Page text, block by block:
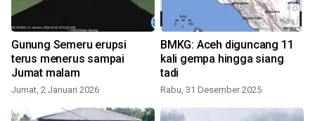
Gunung Semeru erupsi
terus menerus sampai
Jumat malam
Jumat, 2 Januari 2026
BMKG: Aceh diguncang 11
kali gempa hingga siang
tadi
Rabu, 31 Desember 2025